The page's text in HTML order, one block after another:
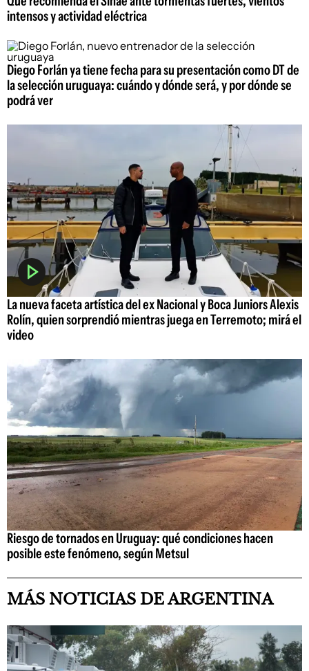
intensos y actividad eléctrica
Diego Forlán ya tiene fecha para su presentación como DT de
la selección uruguaya: cuándo y dónde será, y por dónde se
podrá ver
La nueva faceta artística del ex Nacional y Boca Juniors Alexis
Rolín, quien sorprendió mientras juega en Terremoto; mirá el
video
Riesgo de tornados en Uruguay: qué condiciones hacen
posible este fenómeno, según Metsul
MÁS NOTICIAS DE ARGENTINA